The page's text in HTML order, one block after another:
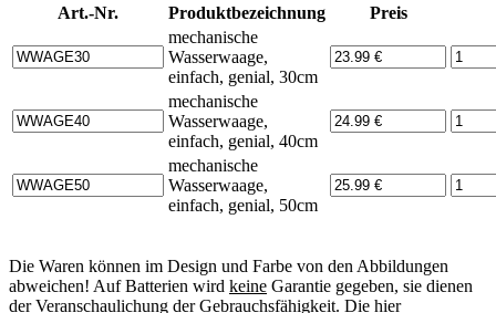
Art.-Nr.
Produktbezeichnung
Preis
mechanische
Wasserwaage,
einfach, genial, 30cm
mechanische
Wasserwaage,
einfach, genial, 40cm
mechanische
Wasserwaage,
einfach, genial, 50cm
Die Waren können im Design und Farbe von den Abbildungen
abweichen! Auf Batterien wird keine Garantie gegeben, sie dienen
der Veranschaulichung der Gebrauchsfähigkeit. Die hier